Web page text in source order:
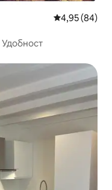
Просечна
4,95 (84)
Удобност